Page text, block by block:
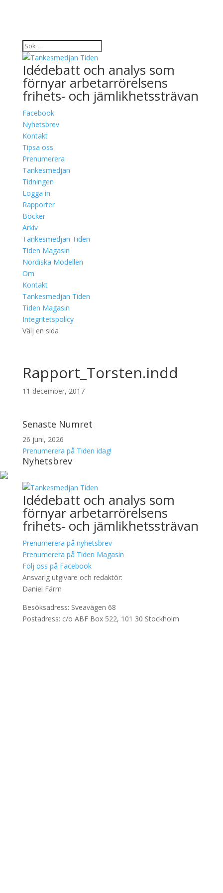
Idédebatt och analys som
förnyar arbetarrörelsens
frihets- och jämlikhetssträvan
Facebook
Nyhetsbrev
Kontakt
Tipsa oss
Prenumerera
Tankesmedjan
Tidningen
Logga in
Rapporter
Böcker
Arkiv
Tankesmedjan Tiden
Tiden Magasin
Nordiska Modellen
Om
Kontakt
Tankesmedjan Tiden
Tiden Magasin
Integritetspolicy
Välj en sida
Rapport_Torsten.indd
11 december, 2017
Senaste Numret
26 juni, 2026
Prenumerera på Tiden idag!
Nyhetsbrev
Idédebatt och analys som
förnyar arbetarrörelsens
frihets- och jämlikhetssträvan
Prenumerera på nyhetsbrev
Prenumerera på Tiden Magasin
Följ oss på Facebook
Ansvarig utgivare och redaktör:
Daniel Färm
Besöksadress: Sveavägen 68
Postadress: c/o ABF Box 522, 101 30 Stockholm